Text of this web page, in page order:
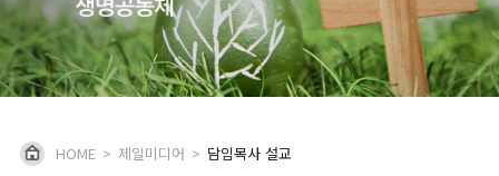
HOME > 제일미디어 > 담임목사 설교